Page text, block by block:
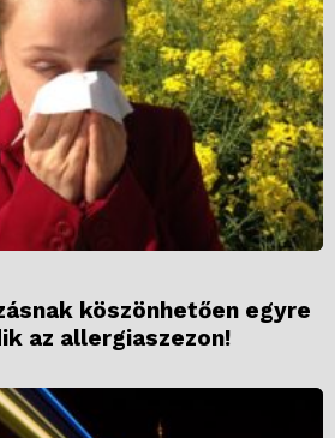
köszönhetően egyre
az allergiaszezon!